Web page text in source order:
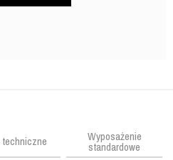
Wyposażenie
standardowe